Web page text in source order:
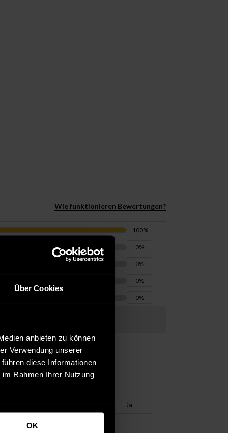
Über Cookies
anbieten zu können
Verwendung unserer
diese Informationen
Rahmen Ihrer Nutzung
OK
Wie funktionieren Bewertungen?
100%
0%
0%
0%
0%
Ja